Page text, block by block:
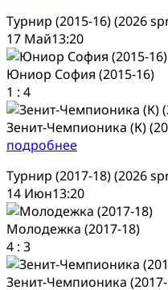
Турнир (2015-16) (2026
17 Май13:20
Юниор София (2015-16)
1 : 4
Зенит-Чемпионика (К)
подробнее
Турнир (2017-18) (2026
14 Июн13:20
Молодежка (2017-18)
4 : 3
Зенит-Чемпионика